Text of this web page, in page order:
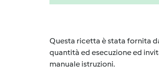
Questa ricetta è stata fornita
quantità ed esecuzione ed
manuale istruzioni.